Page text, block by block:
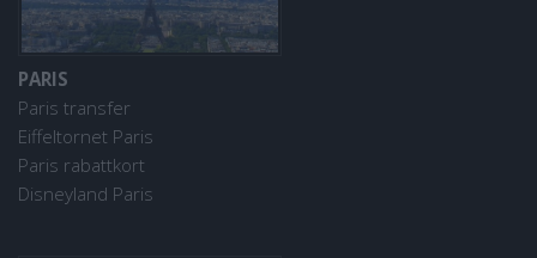
PARIS
Paris transfer
Eiffeltornet Paris
Paris rabattkort
Disneyland Paris